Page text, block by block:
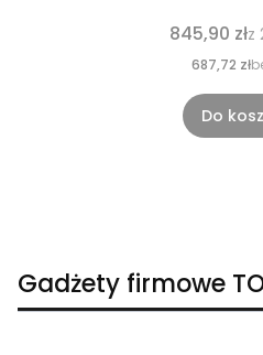
845,90 złz
687,72 zł
Do
Gadżety firmowe